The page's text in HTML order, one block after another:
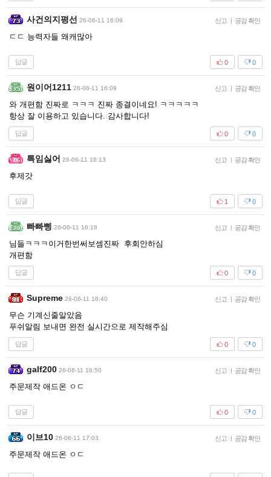
사건의지평선 26-06-11 16:09 신고 | 공감 확인
ㄷㄷ 능력자들 왜캐많아
답글 0
0
원이어1211 26-06-11 16:09 신고 | 공감 확인
와 개편함 진짜로 ㅋㅋㅋ 진짜 종결이네요! ㅋㅋㅋㅋㅋ
항상 잘 이용하고 있습니다. 감사합니다!
답글 0
0
특임싫어 26-06-11 16:13 신고 | 공감 확인
후제갓
답글 0
1
빠빠삥 26-06-11 16:18 신고 | 공감 확인
님들ㅋㅋㅋ이거한번써보셈진짜 후회안하심
개편함
답글 0
0
Supreme 26-06-11 16:40 신고 | 공감 확인
무슨 기계신줄알았음
푸쉬알림 보내면 완전 실시간으로 제작해주심
답글 0
0
galf200 26-06-11 16:50 신고 | 공감 확인
주문제작 애드온 ㅇㄷ
답글 0
0
이브10 26-06-11 17:03 신고 | 공감 확인
주문제작 애드온 ㅇㄷ